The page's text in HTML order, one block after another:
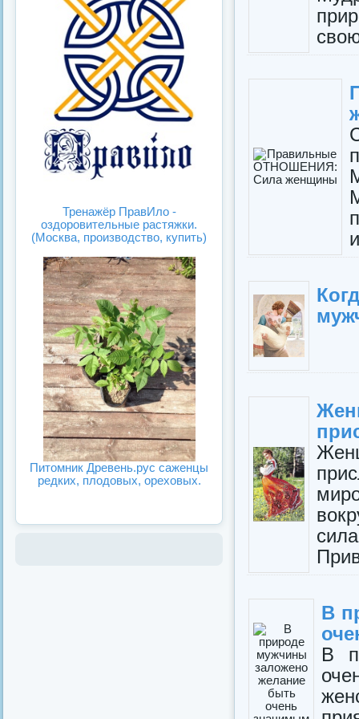
В
В
Тренажёр ПравИло -
оздоровительные растяжки.
(Москва, производство, купить)
Питомник Древень.рус саженцы
редких, плодовых, ореховых.